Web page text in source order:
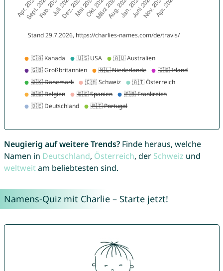
Neugierig auf weitere Trends?Finde heraus, welche
Namen in Deutschland, Österreich, der Schweiz und
weltweitam beliebtesten sind.
Namens-Quiz mit Charlie – Starte jetzt!